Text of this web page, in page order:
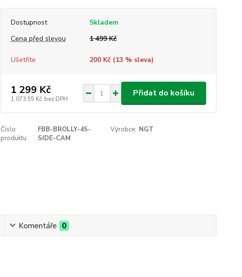
Dostupnost
Skladem
Cena před slevou
1 499 Kč
Ušetříte 200 Kč (13 % sleva)
1 299 Kč
1 073,55 Kč bez DPH
Přidat do košíku
Číslo
produktu:
FBB-BROLLY-45-
SIDE-CAM
Výrobce: NGT
Komentáře 0